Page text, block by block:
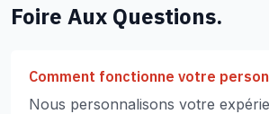
Foire Aux Questions.
Comment fonctionne votre
Nous personnalisons votre